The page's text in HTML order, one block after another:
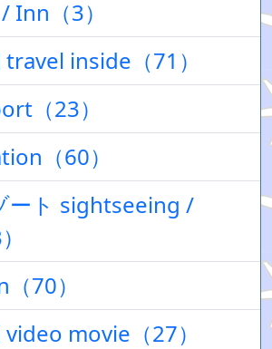
Inn（3）
inside（71）
（23）
（60）
ート sightseeing /
70）
movie（27）